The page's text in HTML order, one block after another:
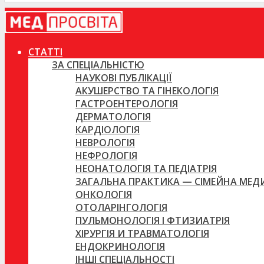
СТАТТІ
ЗА СПЕЦІАЛЬНІСТЮ
НАУКОВІ ПУБЛІКАЦІЇ
АКУШЕРСТВО ТА ГІНЕКОЛОГІЯ
ГАСТРОЕНТЕРОЛОГІЯ
ДЕРМАТОЛОГІЯ
КАРДІОЛОГІЯ
НЕВРОЛОГІЯ
НЕФРОЛОГІЯ
НЕОНАТОЛОГІЯ ТА ПЕДІАТРІЯ
ЗАГАЛЬНА ПРАКТИКА — СІМЕЙНА
ОНКОЛОГІЯ
ОТОЛАРІНГОЛОГІЯ
ПУЛЬМОНОЛОГІЯ І ФТИЗИАТРІЯ
ХІРУРГІЯ И ТРАВМАТОЛОГІЯ
ЕНДОКРИНОЛОГІЯ
ІНШІ СПЕЦІАЛЬНОСТІ